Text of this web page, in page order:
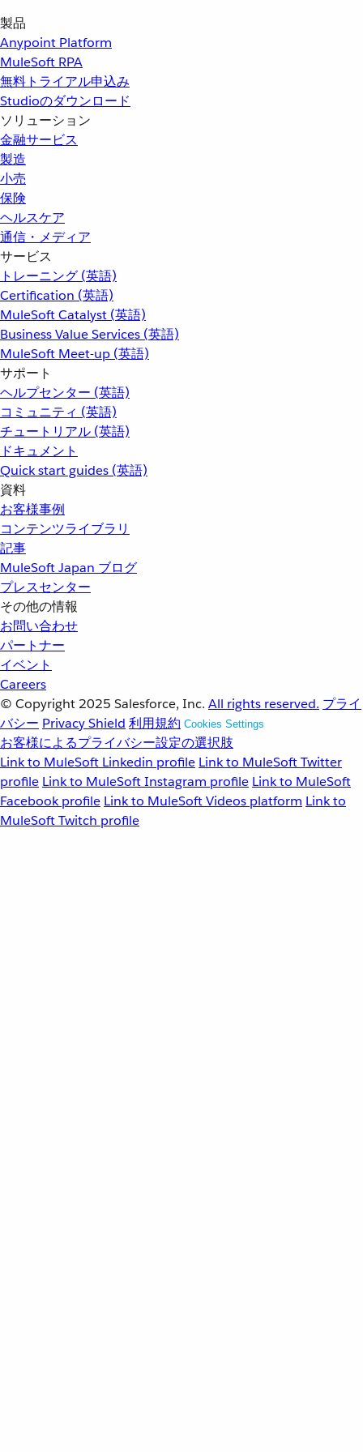
製品
Anypoint Platform
MuleSoft RPA
無料トライアル申込み
Studioのダウンロード
ソリューション
金融サービス
製造
小売
保険
ヘルスケア
通信・メディア
サービス
トレーニング (英語)
Certification (英語)
MuleSoft Catalyst (英語)
Business Value Services (英語)
MuleSoft Meet-up (英語)
サポート
ヘルプセンター (英語)
コミュニティ (英語)
チュートリアル (英語)
ドキュメント
Quick start guides (英語)
資料
お客様事例
コンテンツライブラリ
記事
MuleSoft Japan ブログ
プレスセンター
その他の情報
お問い合わせ
パートナー
イベント
Careers
© Copyright 2025 Salesforce, Inc. All rights reserved. プライ
バシー Privacy Shield 利用規約 Cookies Settings
お客様によるプライバシー設定の選択肢
Link to MuleSoft Linkedin profile Link to MuleSoft Twitter
profile Link to MuleSoft Instagram profile Link to MuleSoft
Facebook profile Link to MuleSoft Videos platform Link to
MuleSoft Twitch profile